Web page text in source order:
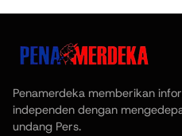
Penamerdeka memberikan
independen dengan
undang Pers.